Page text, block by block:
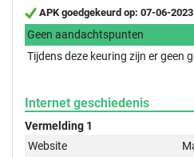
APK goedgekeurd op: 07-06-
Geen aandachtspunten
Tijdens deze keuring zijn er geen
Internet geschiedenis
Vermelding 1
Website